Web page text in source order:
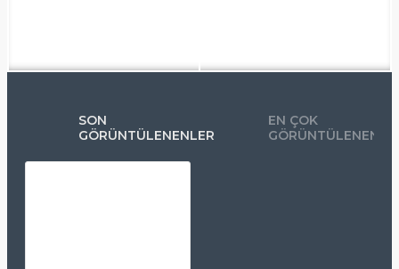
SON
GÖRÜNTÜLENENLER
EN ÇOK